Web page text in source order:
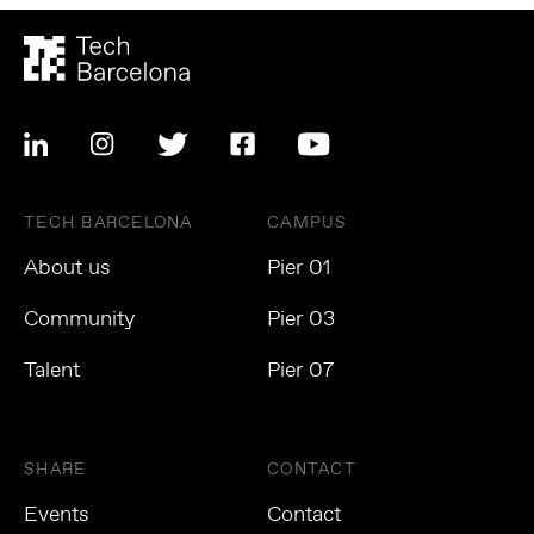
TECH BARCELONA
About us
Community
Talent
CAMPUS
Pier 01
Pier 03
Pier 07
SHARE
Events
CONTACT
Contact